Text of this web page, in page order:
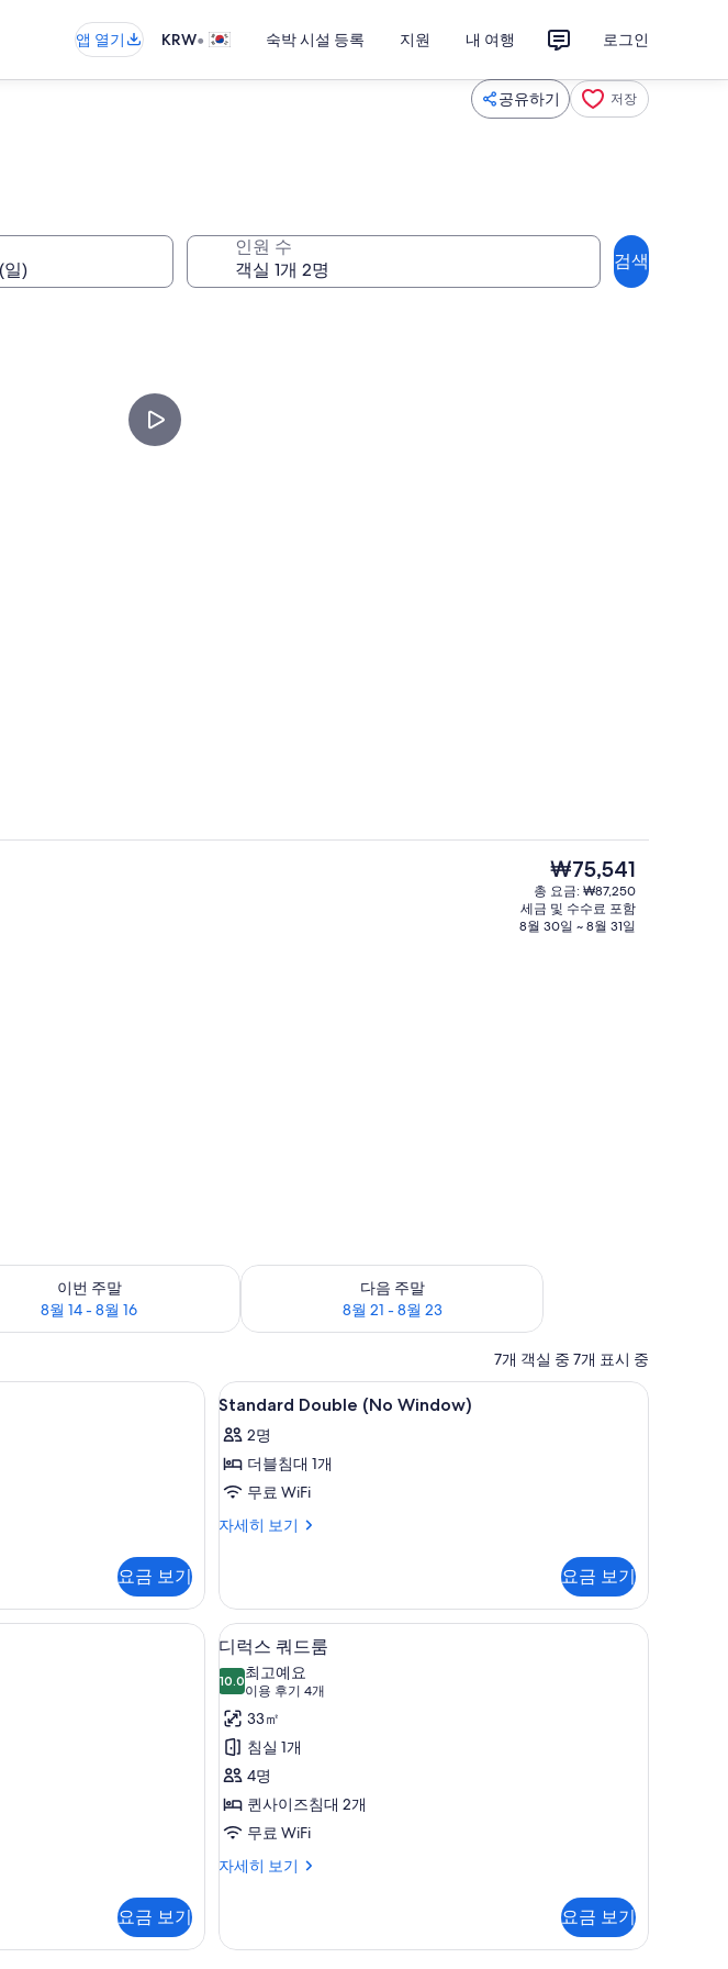
앱 열기 KRW• 숙박 시설 등록 지원 내 여행 로그인
공유하기 저장
인원 수
검색
디럭스 쿼드룸 | 객실 내 금고, 다리미/다리미판, 무료 WiFi, 침대 시트
숙박 시설 구내
현
재
가
격
₩75,541
총 요금: ₩87,250
세금 및 수수료 포함
8월 30일 ~ 8월 31일
이번 주말
8월 14 - 8월 16
예약 가능 여부 확인, 8월 14 - 8월 16
다음 주말
8월 21 - 8월 23
다음 주말 예약 가능 여부 확인, 8월 21 - 8월 23
7개 객실 중 7개 표시 중
실 내 금고, 다리미/다리미판, 무료 WiFi, 침대 시트
요금 보기
Standard
Double
(No
Window)
사
진
보
기
객실 내 금고, 다리미/다리미판, 무료 WiFi, 침
9
Standard Double (No Window)
2명
더블침대 1개
무료 WiFi
자세히 보기
Standard
자
세
히
보
기
요금 보기
료 WiFi, 침대 시트
럭스 더블룸, 더블침대 1개 | 객실 내 금고, 다리미/다리미판, 무료 WiFi, 침대 시트
요금 보기
디
럭
스
쿼
드
룸
사
진
모
기
디럭스 쿼드룸 | 객실 내 금고, 다리미/다리미
20
디럭스 쿼드룸
10.010.0점 만점 중 10점
최고예요
이용 후기 4개
(이
용
후
기
4
개)
33㎡
침실 1개
4명
퀸사이즈침대 2개
무료 WiFi
자세히 보기
디
드
요금 보기